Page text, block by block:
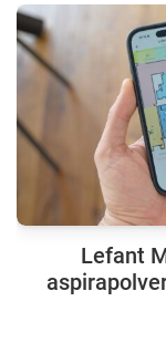
Lefant